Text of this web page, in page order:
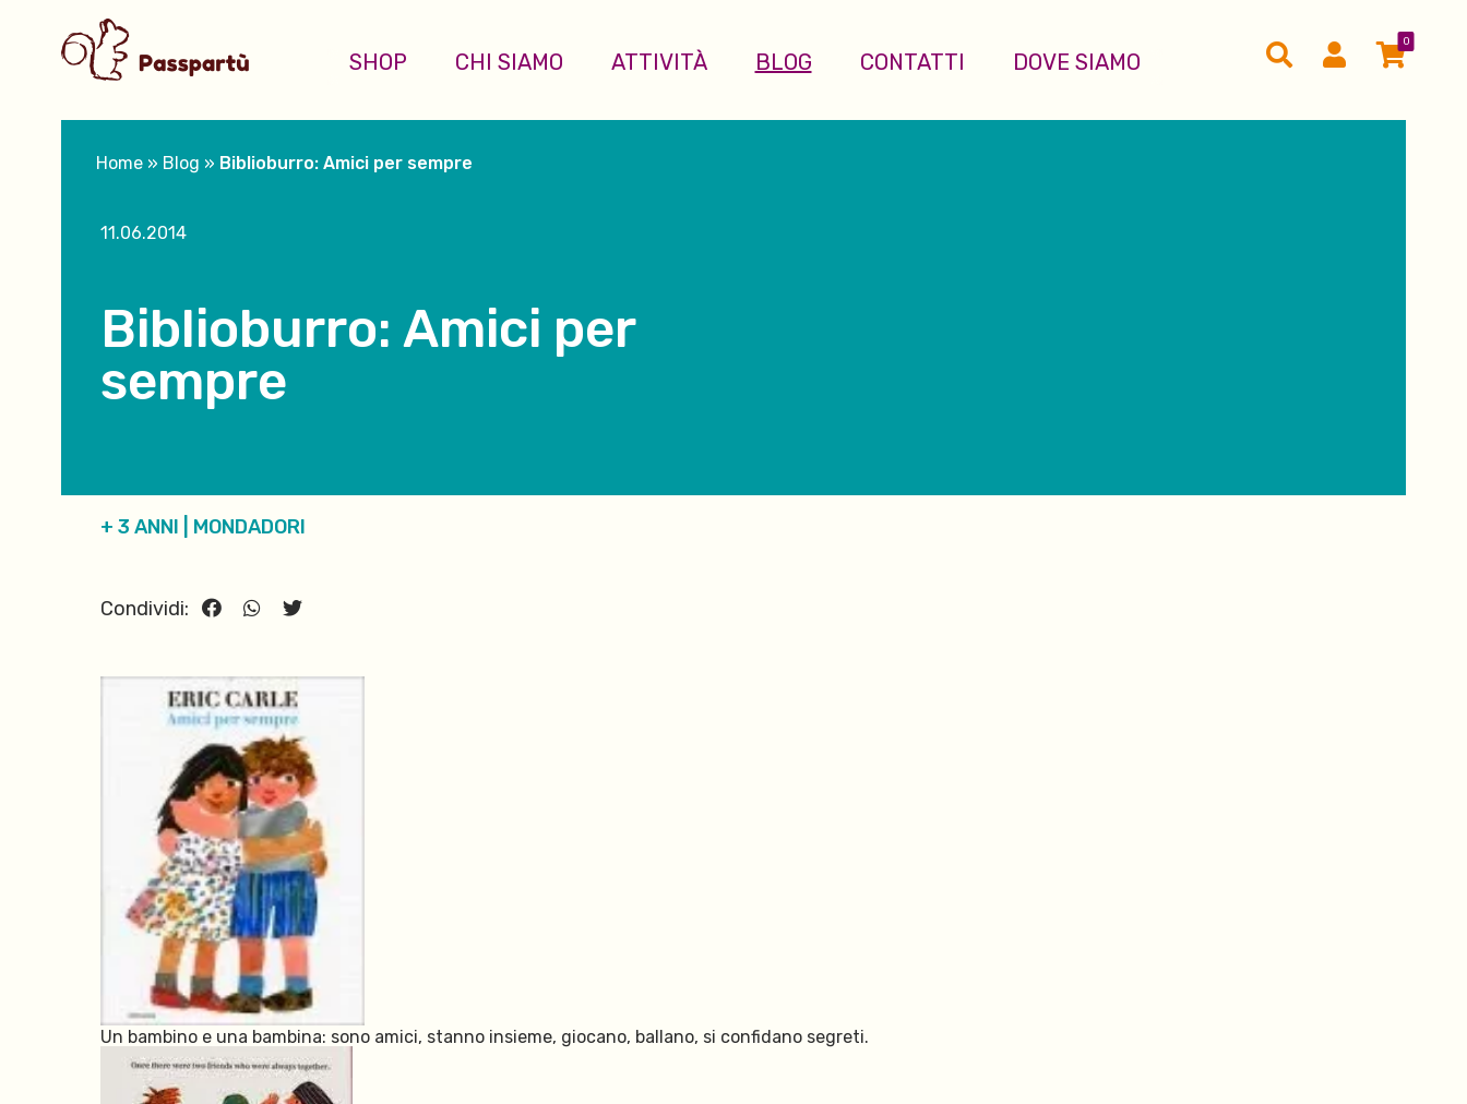
SHOP CHI SIAMO ATTIVITÀ BLOG CONTATTI DOVE SIAMO
0
Home » Blog » Biblioburro: Amici per sempre
11.06.2014
Biblioburro: Amici per
sempre
+ 3 ANNI MONDADORI
Condividi:
Un bambino e una bambina: sono amici, stanno insieme, giocano, ballano, si confidano segreti.